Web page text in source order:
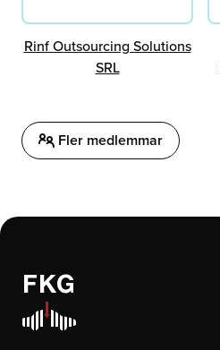
Rinf Outsourcing Solutions
SRL
Fler medlemmar